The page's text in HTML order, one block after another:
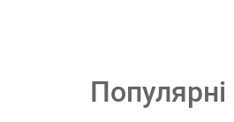
Популярні